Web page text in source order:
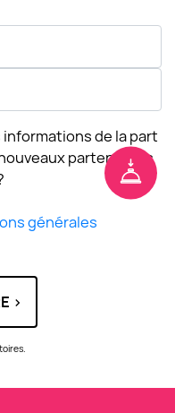
de la part
partenariats
générales
>